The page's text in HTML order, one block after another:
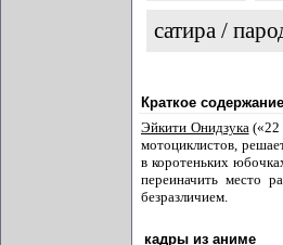
сатира /
Краткое содержание
Эйкити Онидзука(«22
мотоциклистов,
в коротеньких
переиначить место
безразличием.
кадры из аниме